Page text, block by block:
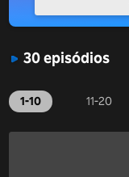
30 episódios
1-10 11-20